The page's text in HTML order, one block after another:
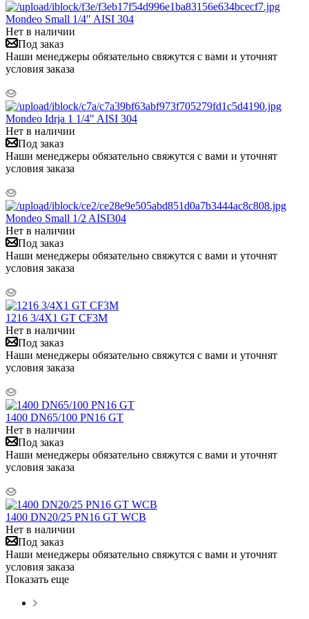
Mondeo Small 1/4" AISI 304
Нет в наличии
Под заказ
Наши менеджеры обязательно свяжутся с вами и уточнят
условия заказа
Mondeo Idrja 1 1/4" AISI 304
Нет в наличии
Под заказ
Наши менеджеры обязательно свяжутся с вами и уточнят
условия заказа
Mondeo Small 1/2 AISI304
Нет в наличии
Под заказ
Наши менеджеры обязательно свяжутся с вами и уточнят
условия заказа
1216 3/4X1 GT CF3M
Нет в наличии
Под заказ
Наши менеджеры обязательно свяжутся с вами и уточнят
условия заказа
1400 DN65/100 PN16 GT
Нет в наличии
Под заказ
Наши менеджеры обязательно свяжутся с вами и уточнят
условия заказа
1400 DN20/25 PN16 GT WCB
Нет в наличии
Под заказ
Наши менеджеры обязательно свяжутся с вами и уточнят
условия заказа
Показать еще